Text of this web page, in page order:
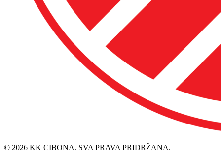
© 2026 KK CIBONA. SVA PRAVA PRIDRŽANA.